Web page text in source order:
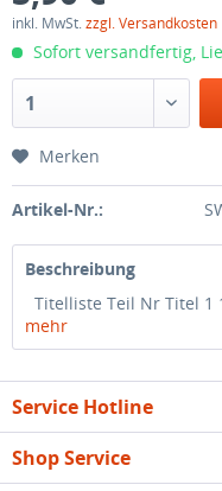
inkl. MwSt.zzgl. Versandkosten
Sofort versandfertig,
Merken
Artikel-Nr.:
Beschreibung
Titelliste Teil Nr Titel 1
mehr
Service Hotline
Shop Service